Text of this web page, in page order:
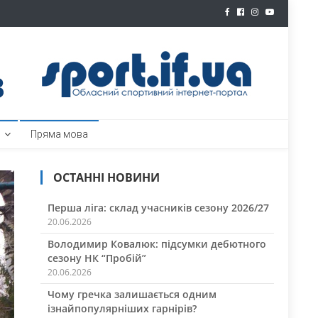
Пряма мова
ОСТАННІ НОВИНИ
Перша ліга: склад учасників сезону 2026/27
20.06.2026
Володимир Ковалюк: підсумки дебютного
сезону НК “Пробій”
20.06.2026
Чому гречка залишається одним
ізнайпопулярніших гарнірів?